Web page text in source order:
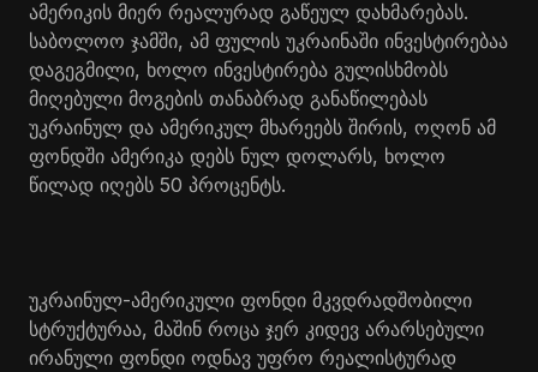
ამერიკის მიერ რეალურად გაწეულ დახმარებას.
საბოლოო ჯამში, ამ ფულის უკრაინაში ინვესტირებაა
დაგეგმილი, ხოლო ინვესტირება გულისხმობს
მიღებული მოგების თანაბრად განაწილებას
უკრაინულ და ამერიკულ მხარეებს შირის, ოღონ ამ
ფონდში ამერიკა დებს ნულ დოლარს, ხოლო
წილად იღებს 50 პროცენტს.
უკრაინულ-ამერიკული ფონდი მკვდრადშობილი
სტრუქტურაა, მაშინ როცა ჯერ კიდევ არარსებული
ირანული ფონდი ოდნავ უფრო რეალისტურად